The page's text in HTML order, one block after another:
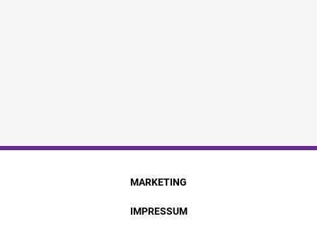
MARKETING
IMPRESSUM